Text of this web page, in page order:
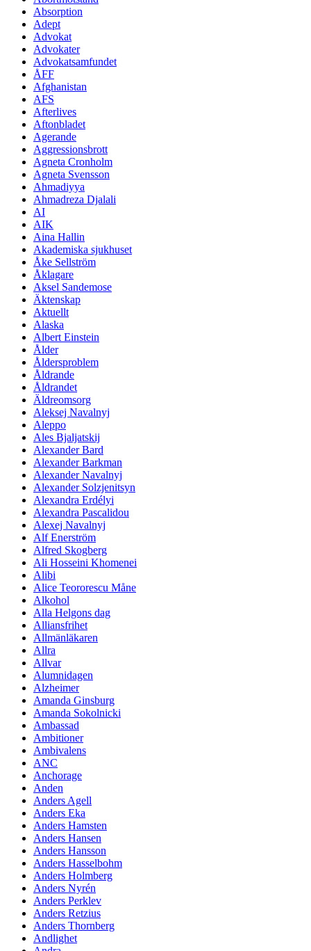
Absorption
Adept
Advokat
Advokater
Advokatsamfundet
ÅFF
Afghanistan
AFS
Afterlives
Aftonbladet
Agerande
Aggressionsbrott
Agneta Cronholm
Agneta Svensson
Ahmadiyya
Ahmadreza Djalali
AI
AIK
Aina Hallin
Akademiska sjukhuset
Åke Sellström
Åklagare
Aksel Sandemose
Äktenskap
Aktuellt
Alaska
Albert Einstein
Ålder
Åldersproblem
Åldrande
Åldrandet
Äldreomsorg
Aleksej Navalnyj
Aleppo
Ales Bjaljatskij
Alexander Bard
Alexander Barkman
Alexander Navalnyj
Alexander Solzjenitsyn
Alexandra Erdélyi
Alexandra Pascalidou
Alexej Navalnyj
Alf Enerström
Alfred Skogberg
Ali Hosseini Khomenei
Alibi
Alice Teororescu Måne
Alkohol
Alla Helgons dag
Alliansfrihet
Allmänläkaren
Allra
Allvar
Alumnidagen
Alzheimer
Amanda Ginsburg
Amanda Sokolnicki
Ambassad
Ambitioner
Ambivalens
ANC
Anchorage
Anden
Anders Agell
Anders Eka
Anders Hamsten
Anders Hansen
Anders Hansson
Anders Hasselbohm
Anders Holmberg
Anders Nyrén
Anders Perklev
Anders Retzius
Anders Thornberg
Andlighet